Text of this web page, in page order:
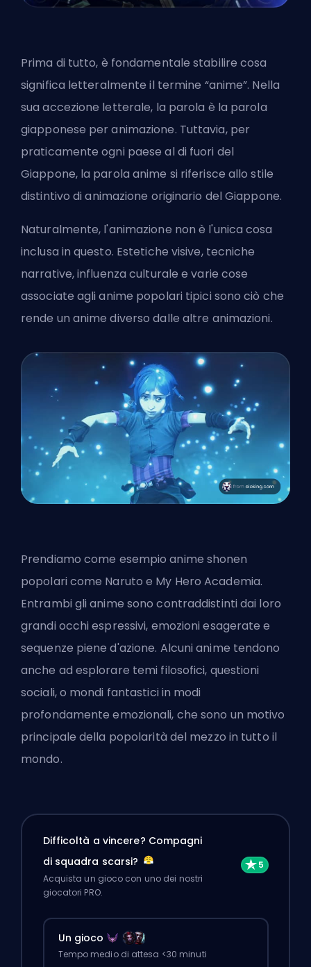
Prima di tutto, è fondamentale stabilire cosa
significa letteralmente il termine “anime”. Nella
sua accezione letterale, la parola è la parola
giapponese per animazione. Tuttavia, per
praticamente ogni paese al di fuori del
Giappone, la parola anime si riferisce allo stile
distintivo di animazione originario del Giappone.
Naturalmente, l'animazione non è l'unica cosa
inclusa in questo. Estetiche visive, tecniche
narrative, influenza culturale e varie cose
associate agli anime popolari tipici sono ciò che
rende un anime diverso dalle altre animazioni.
Prendiamo come esempio anime shonen
popolari come Naruto e My Hero Academia.
Entrambi gli anime sono contraddistinti dai loro
grandi occhi espressivi, emozioni esagerate e
sequenze piene d'azione. Alcuni anime tendono
anche ad esplorare temi filosofici, questioni
sociali, o mondi fantastici in modi
profondamente emozionali, che sono un motivo
principale della popolarità del mezzo in tutto il
mondo.
Difficoltà a vincere? Compagni
di squadra scarsi?
Acquista un gioco con uno dei nostri
giocatori PRO.
Un gioco
Tempo medio di attesa <30 minuti